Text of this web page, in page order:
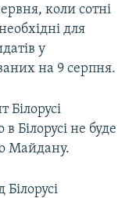
коли сотні
для
у
на 9 серпня.
Білорусі
Білорусі не буде
Майдану.